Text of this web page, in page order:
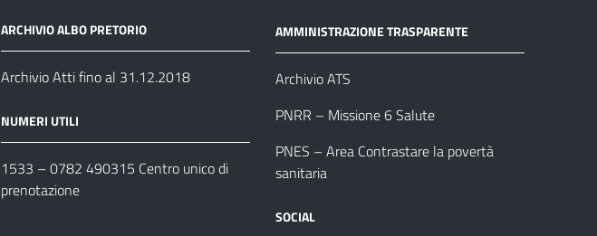
ARCHIVIO ALBO PRETORIO
Archivio Atti fino al 31.12.2018
NUMERI UTILI
1533 – 0782 490315 Centro unico di
prenotazione
AMMINISTRAZIONE TRASPARENTE
Archivio ATS
PNRR – Missione 6 Salute
PNES – Area Contrastare la povertà
sanitaria
SOCIAL